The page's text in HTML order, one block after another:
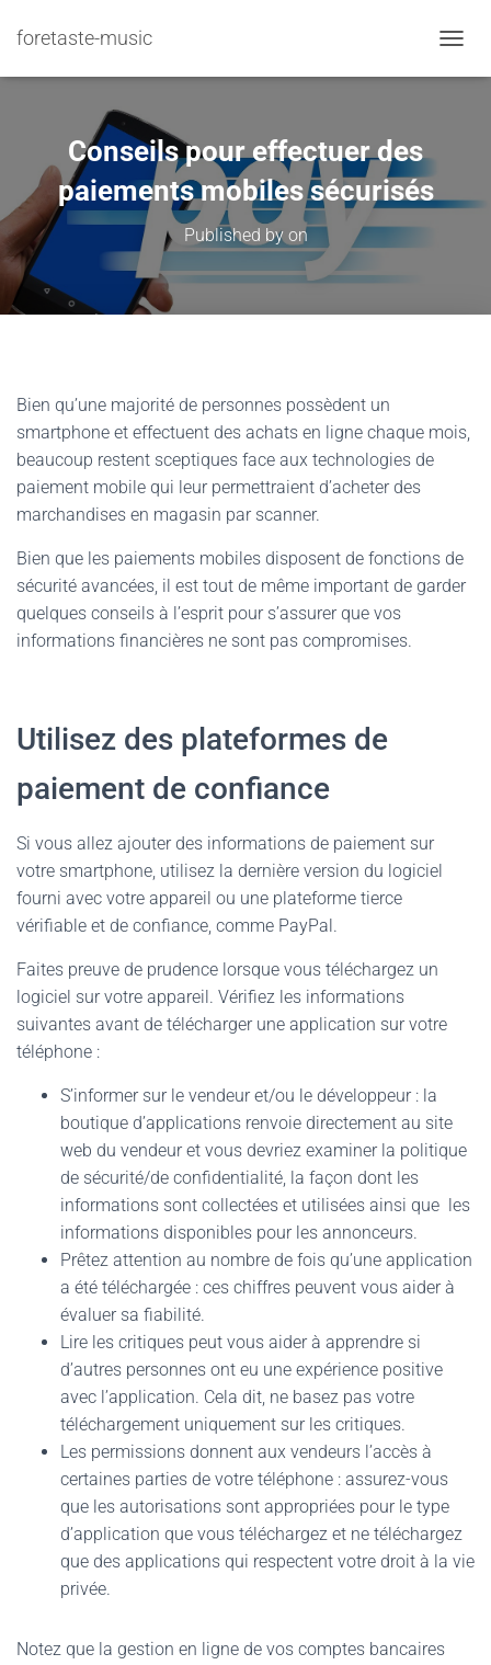
foretaste-music
Conseils pour effectuer des
paiements mobiles sécurisés
Published by on
Bien qu’une majorité de personnes possèdent un
smartphone et effectuent des achats en ligne chaque mois,
beaucoup restent sceptiques face aux technologies de
paiement mobile qui leur permettraient d’acheter des
marchandises en magasin par scanner.
Bien que les paiements mobiles disposent de fonctions de
sécurité avancées, il est tout de même important de garder
quelques conseils à l’esprit pour s’assurer que vos
informations financières ne sont pas compromises.
Utilisez des plateformes de
paiement de confiance
Si vous allez ajouter des informations de paiement sur
votre smartphone, utilisez la dernière version du logiciel
fourni avec votre appareil ou une plateforme tierce
vérifiable et de confiance, comme PayPal.
Faites preuve de prudence lorsque vous téléchargez un
logiciel sur votre appareil. Vérifiez les informations
suivantes avant de télécharger une application sur votre
téléphone :
S’informer sur le vendeur et/ou le développeur : la
boutique d’applications renvoie directement au site
web du vendeur et vous devriez examiner la politique
de sécurité/de confidentialité, la façon dont les
informations sont collectées et utilisées ainsi que les
informations disponibles pour les annonceurs.
Prêtez attention au nombre de fois qu’une application
a été téléchargée : ces chiffres peuvent vous aider à
évaluer sa fiabilité.
Lire les critiques peut vous aider à apprendre si
d’autres personnes ont eu une expérience positive
avec l’application. Cela dit, ne basez pas votre
téléchargement uniquement sur les critiques.
Les permissions donnent aux vendeurs l’accès à
certaines parties de votre téléphone : assurez-vous
que les autorisations sont appropriées pour le type
d’application que vous téléchargez et ne téléchargez
que des applications qui respectent votre droit à la vie
privée.
Notez que la gestion en ligne de vos comptes bancaires